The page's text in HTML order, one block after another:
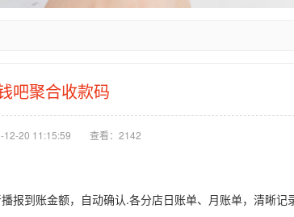
吧聚合收款码
12-20 11:15:59 查看：2142
报到账金额，自动确认.各分店日账单、月账单，清晰记